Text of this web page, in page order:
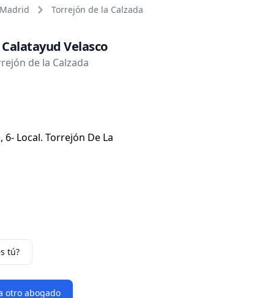
Madrid Torrejón de la Calzada
Velasco
de la Calzada
6- Local. Torrejón De La
tú?
otro abogado